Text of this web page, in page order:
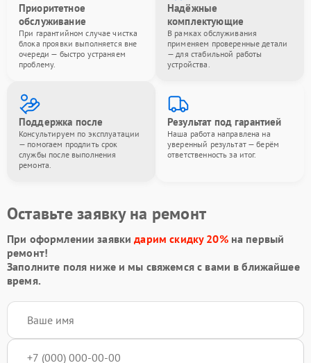
Приоритетное
обслуживание
При гарантийном случае чистка
блока проявки выполняется вне
очереди — быстро устраняем
проблему.
Надёжные
комплектующие
В рамках обслуживания
применяем проверенные детали
— для стабильной работы
устройства.
Поддержка после
Консультируем по эксплуатации
— помогаем продлить срок
службы после выполнения
ремонта.
Результат под гарантией
Наша работа направлена на
уверенный результат — берём
ответственность за итог.
Оставьте заявку на ремонт
При оформлении заявкидарим скидку 20%на первый
ремонт!
Заполните поля ниже и мы свяжемся с вами в ближайшее
время.